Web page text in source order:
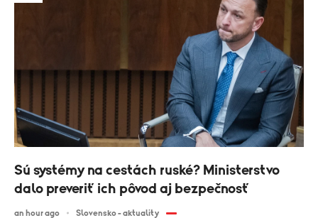
Sú systémy na cestách ruské? Ministerstvo
dalo preveriť ich pôvod aj bezpečnosť
an hour ago Slovensko - aktuality